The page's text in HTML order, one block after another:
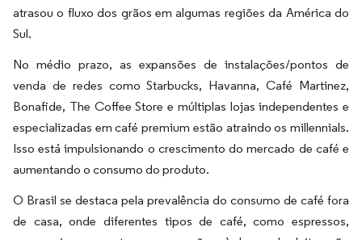
atrasou o fluxo dos grãos em algumas regiões da América do
Sul.
No médio prazo, as expansões de instalações/pontos de
venda de redes como Starbucks, Havanna, Café Martinez,
Bonafide, The Coffee Store e múltiplas lojas independentes e
especializadas em café premium estão atraindo os millennials.
Isso está impulsionando o crescimento do mercado de café e
aumentando o consumo do produto.
O Brasil se destaca pela prevalência do consumo de café fora
de casa, onde diferentes tipos de café, como espressos,